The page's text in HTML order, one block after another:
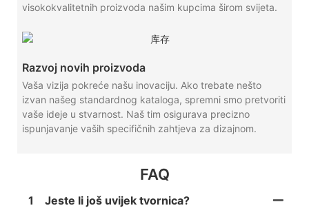
visokokvalitetnih proizvoda našim kupcima širom svijeta.
Razvoj novih proizvoda
Vaša vizija pokreće našu inovaciju. Ako trebate nešto
izvan našeg standardnog kataloga, spremni smo pretvoriti
vaše ideje u stvarnost. Naš tim osigurava precizno
ispunjavanje vaših specifičnih zahtjeva za dizajnom.
FAQ
1 Jeste li još uvijek tvornica?